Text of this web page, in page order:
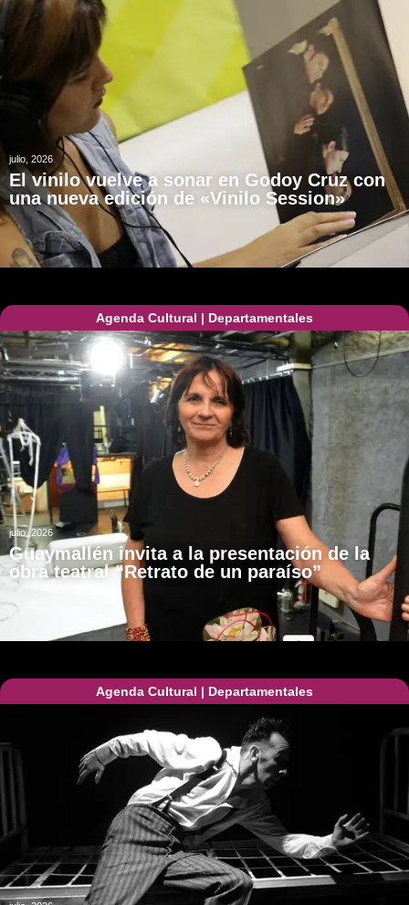
julio, 2026
El vinilo vuelve a sonar en Godoy Cruz con
una nueva edición de «Vinilo Session»
Agenda Cultural | Departamentales
julio, 2026
Guaymallén invita a la presentación de la
obra teatral “Retrato de un paraíso”
Agenda Cultural | Departamentales